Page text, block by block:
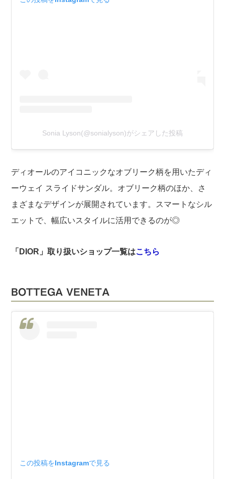
Sonia Lyson(@sonialyson)がシェアした投稿
ディオールのアイコニックなオブリーク柄を用いたディ
ーウェイ スライドサンダル。オブリーク柄のほか、さ
まざまなデザインが展開されています。スマートなシル
エットで、幅広いスタイルに活用できるのが◎
「DIOR」取り扱いショップ一覧はこちら
BOTTEGA VENETA
この投稿をInstagramで見る